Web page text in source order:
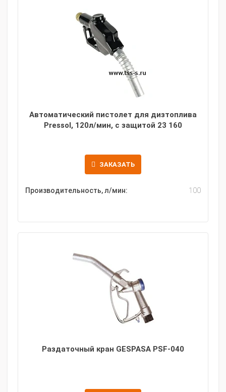
Автоматический пистолет для дизтоплива
Pressol, 120л/мин, с защитой 23 160
ЗАКАЗАТЬ
Производительность, л/мин: 100
Раздаточный кран GESPASA PSF-040